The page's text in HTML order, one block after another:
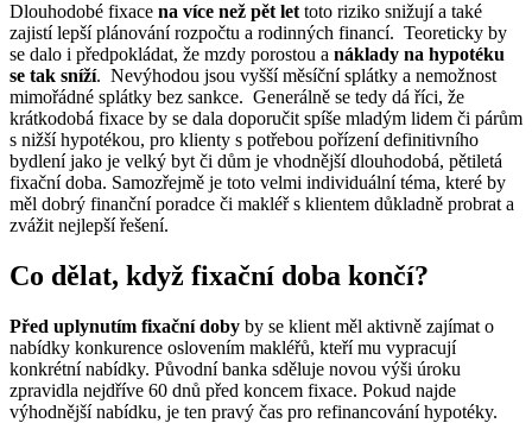
Dlouhodobé fixace na více než pět let toto riziko snižují a také
zajistí lepší plánování rozpočtu a rodinných financí. Teoreticky by
se dalo i předpokládat, že mzdy porostou a náklady na hypotéku
se tak sníží. Nevýhodou jsou vyšší měsíční splátky a nemožnost
mimořádné splátky bez sankce. Generálně se tedy dá říci, že
krátkodobá fixace by se dala doporučit spíše mladým lidem či párům
s nižší hypotékou, pro klienty s potřebou pořízení definitivního
bydlení jako je velký byt či dům je vhodnější dlouhodobá, pětiletá
fixační doba. Samozřejmě je toto velmi individuální téma, které by
měl dobrý finanční poradce či makléř s klientem důkladně probrat a
zvážit nejlepší řešení.
Co dělat, když fixační doba končí?
Před uplynutím fixační doby by se klient měl aktivně zajímat o
nabídky konkurence oslovením makléřů, kteří mu vypracují
konkrétní nabídky. Původní banka sděluje novou výši úroku
zpravidla nejdříve 60 dnů před koncem fixace. Pokud najde
výhodnější nabídku, je ten pravý čas pro refinancování hypotéky.